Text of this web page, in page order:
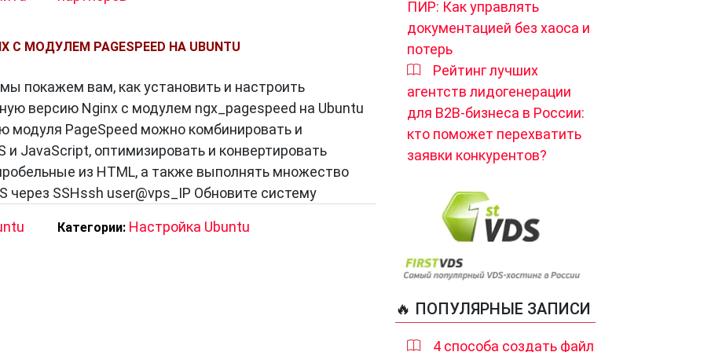
С МОДУЛЕМ PAGESPEED НА UBUNTU
покажем вам, как установить и настроить
версию Nginx с модулем ngx_pagespeed на Ubuntu
модуля PageSpeed можно комбинировать и
и JavaScript, оптимизировать и конвертировать
из HTML, а также выполнять множество
через SSHssh user@vps_IP Обновите систему
Категории: Настройка Ubuntu
ПИР: Как управлять
документацией без хаоса и
потерь
Рейтинг лучших
агентств лидогенерации
для B2B-бизнеса в России:
кто поможет перехватить
заявки конкурентов?
🔥 ПОПУЛЯРНЫЕ ЗАПИСИ
4 способа создать файл